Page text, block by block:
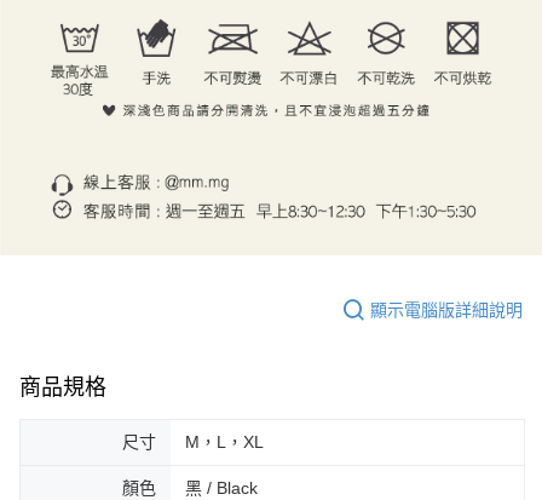
顯示電腦版詳細說明
商品規格
尺寸 M，L，XL
顏色 黑 / Black